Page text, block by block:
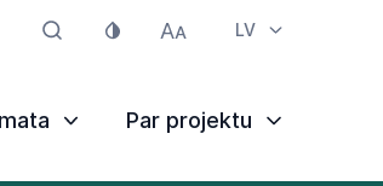
LV
Par projektu